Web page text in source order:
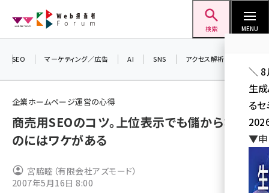
ン
検索 MENU
seo (3541)
youtube (2449)
SEO マーケティング／広告 AI SNS アクセス解析／データ分析
企業ホームページ運営の心得
商売用SEOのコツ。上位表示でも儲からない
のにはワケがある
宮脇睦（有限会社アズモード）
2007年5月16日 8:00
＼ 8
生
る
▼申